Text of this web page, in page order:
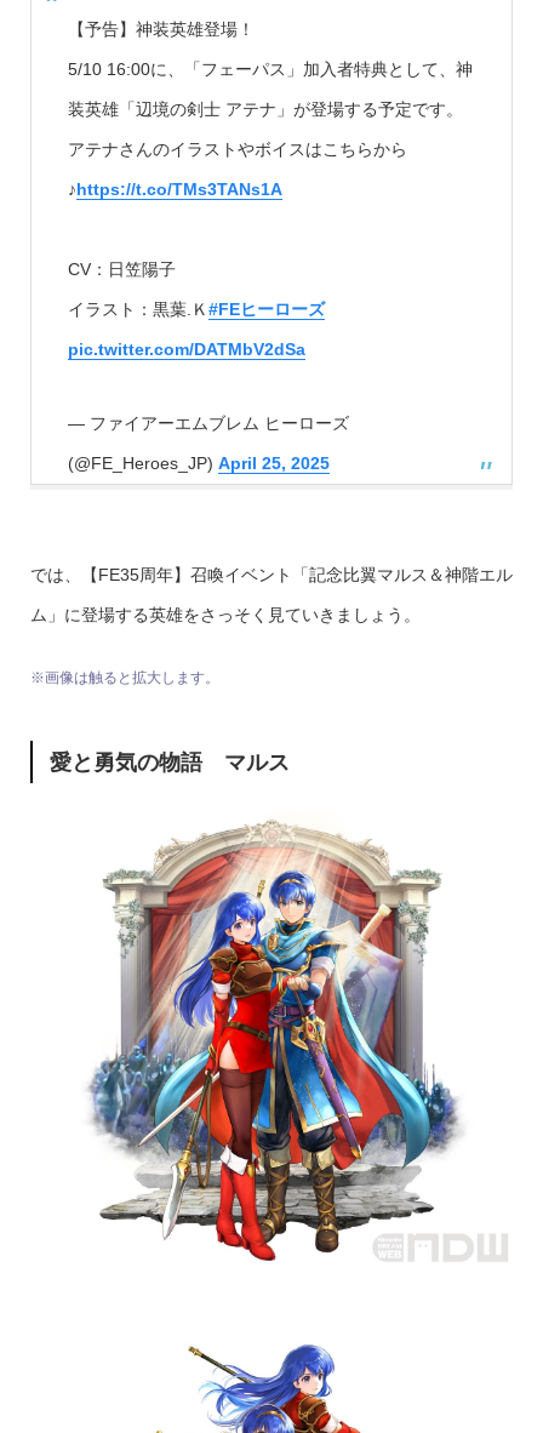
【予告】神装英雄登場！
5/10 16:00に、「フェーパス」加入者特典として、神
装英雄「辺境の剣士 アテナ」が登場する予定です。
アテナさんのイラストやボイスはこちらから
♪https://t.co/TMs3TANs1A
CV：日笠陽子
イラスト：黒葉.Ｋ #FEヒーローズ
pic.twitter.com/DATMbV2dSa
— ファイアーエムブレム ヒーローズ
(@FE_Heroes_JP) April 25, 2025
では、【FE35周年】召喚イベント「記念比翼マルス＆神階エル
ム」に登場する英雄をさっそく見ていきましょう。
※画像は触ると拡大します。
愛と勇気の物語 マルス